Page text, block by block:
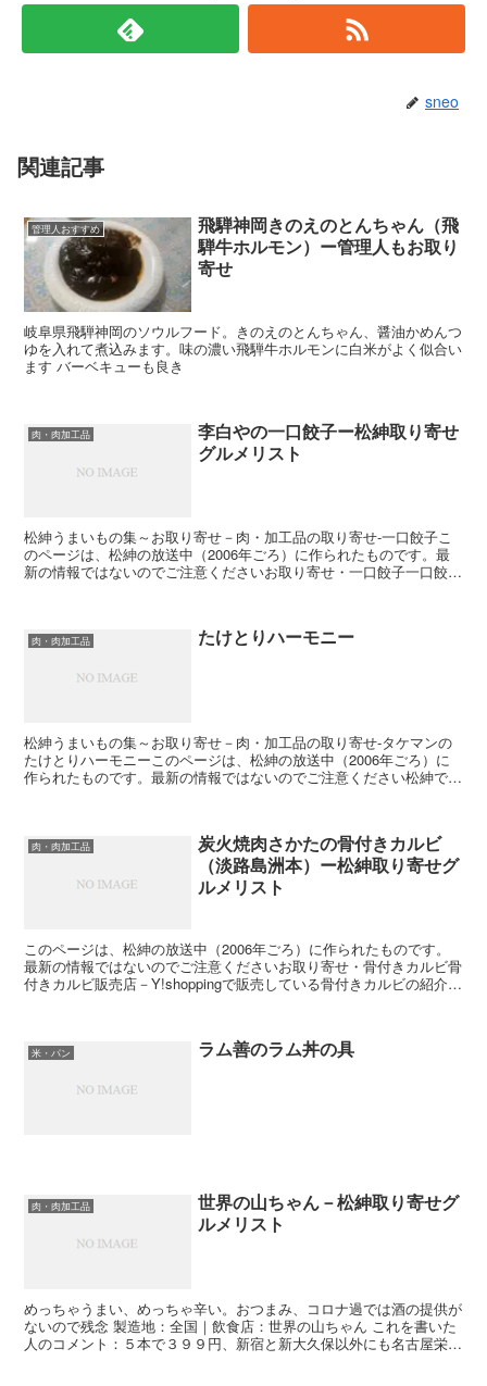
sneo
関連記事
管理人おすすめ
飛騨神岡きのえのとんちゃん（飛
騨牛ホルモン）ー管理人もお取り
寄せ
岐阜県飛騨神岡のソウルフード。きのえのとんちゃん、醤油かめんつ
ゆを入れて煮込みます。味の濃い飛騨牛ホルモンに白米がよく似合い
ます バーベキューも良き
肉・肉加工品
李白やの一口餃子ー松紳取り寄せ
グルメリスト
松紳うまいもの集～お取り寄せ－肉・加工品の取り寄せ-一口餃子こ
のページは、松紳の放送中（2006年ごろ）に作られたものです。最
新の情報ではないのでご注意くださいお取り寄せ・一口餃子一口餃子
肉・肉加工品 たけとりハーモニー
松紳うまいもの集～お取り寄せ－肉・加工品の取り寄せ-タケマンの
たけとりハーモニーこのページは、松紳の放送中（2006年ごろ）に
作られたものです。最新の情報ではないのでご注意ください松紳で
肉・肉加工品
炭火焼肉さかたの骨付きカルビ
（淡路島洲本）ー松紳取り寄せグ
ルメリスト
このページは、松紳の放送中（2006年ごろ）に作られたものです。
最新の情報ではないのでご注意くださいお取り寄せ・骨付きカルビ骨
付きカルビ販売店－Y!shoppingで販売している骨付きカルビの紹介あ
米・パン ラム善のラム丼の具
肉・肉加工品
世界の山ちゃん－松紳取り寄せグ
ルメリスト
めっちゃうまい、めっちゃ辛い。おつまみ、コロナ過では酒の提供が
ないので残念 製造地：全国｜飲食店：世界の山ちゃん これを書いた
人のコメント：５本で３９９円、新宿と新大久保以外にも名古屋栄他